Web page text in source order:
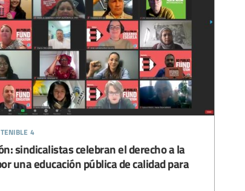
4
sindicalistas celebran el derecho a la
una educación pública de calidad para